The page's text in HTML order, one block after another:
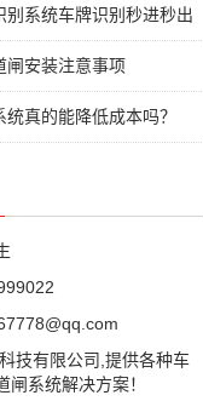
别系统车牌识别秒进秒出
闸安装注意事项
真的能降低成本吗？
技有限公司,提供各种车
闸系统解决方案！